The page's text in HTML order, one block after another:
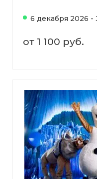
6 декабря 2026 -
от 1 100 руб.